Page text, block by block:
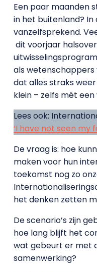
Een paar maanden
in het buitenland?
vanzelfsprekend.
dit voorjaar
als wetenschappers
dat alles straks
klein – zelfs mét
Lees ook:
‘I have not seen my
De vraag is: hoe
maken voor hun
toekomst nog zo
het denken zetten
De scenario’s zijn
hoe lang blijft het
wat gebeurt er met
samenwerking?